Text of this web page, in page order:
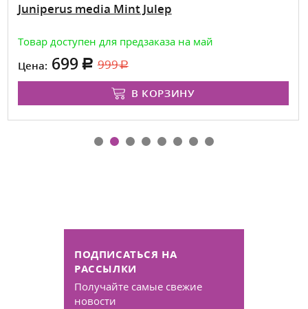
Juniperus media Mint Julep
Товар доступен для предзаказа на май
Цена: 699 999
В КОРЗИНУ
ПОДПИСАТЬСЯ НА
РАССЫЛКИ
Получайте самые свежие
новости